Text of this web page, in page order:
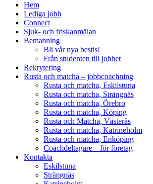
Hem
Lediga jobb
Connect
Sjuk- och friskanmälan
Bemanning
Bli vår nya bestis!
Från studenten till jobbet
Rekrytering
Rusta och matcha – jobbcoachning
Rusta och matcha, Eskilstuna
Rusta och matcha, Strängnäs
Rusta och matcha, Örebro
Rusta och matcha, Köping
Rusta och Matcha, Västerås
Rusta och matcha, Katrineholm
Rusta och matcha, Enköping
Coachdeltagare – för företag
Kontakta
Eskilstuna
Strängnäs